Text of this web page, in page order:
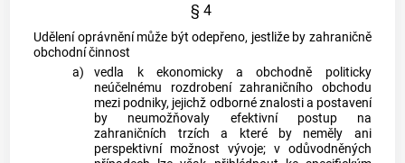
§ 4
Udělení oprávnění může být odepřeno, jestliže by zahraničně
obchodní činnost
a)
vedla k ekonomicky a obchodně politicky
neúčelnému rozdrobení zahraničního obchodu
mezi podniky, jejichž odborné znalosti a postavení
by neumožňovaly efektivní postup na
zahraničních trzích a které by neměly ani
perspektivní možnost vývoje; v odůvodněných